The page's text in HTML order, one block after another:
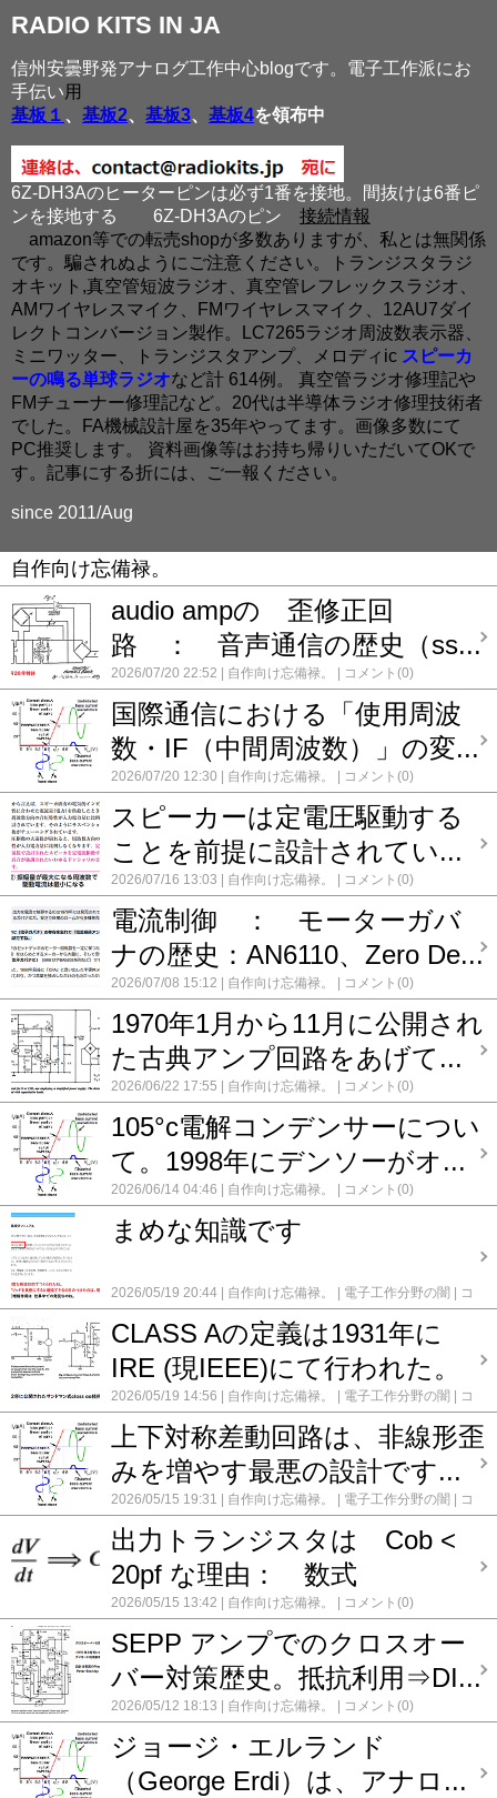
RADIO KITS IN JA
信州安曇野発アナログ工作中心blogです。電子工作派にお
手伝い用
基板１ 、 基板2、 基板3、 基板4を領布中
6Z-DH3Aのヒーターピンは必ず1番を接地。間抜けは6番ピ
ンを接地する
6Z-DH3Aのピン 接続情報
amazon等での転売shopが多数ありますが、私とは無関係
です。騙されぬようにご注意ください。トランジスタラジ
オキット,真空管短波ラジオ、真空管レフレックスラジオ、
AMワイヤレスマイク、FMワイヤレスマイク、12AU7ダイ
レクトコンバージョン製作。LC7265ラジオ周波数表示器、
ミニワッター、トランジスタアンプ、メロディic スピーカ
ーの鳴る単球ラジオなど計 614例。 真空管ラジオ修理記や
FMチューナー修理記など。20代は半導体ラジオ修理技術者
でした。FA機械設計屋を35年やってます。画像多数にて
PC推奨します。 資料画像等はお持ち帰りいただいてOKで
す。記事にする折には、ご一報ください。
since 2011/Aug
自作向け忘備禄。
audio ampの 歪修正回
路 ： 音声通信の歴史（ss...
2026/07/20 22:52 自作向け忘備禄。 コメント(0)
国際通信における「使用周波
数・IF（中間周波数）」の変...
2026/07/20 12:30 自作向け忘備禄。 コメント(0)
スピーカーは定電圧駆動する
ことを前提に設計されてい...
2026/07/16 13:03 自作向け忘備禄。 コメント(0)
電流制御 ： モーターガバ
ナの歴史：AN6110、Zero De...
2026/07/08 15:12 自作向け忘備禄。 コメント(0)
1970年1月から11月に公開され
た古典アンプ回路をあげて...
2026/06/22 17:55 自作向け忘備禄。 コメント(0)
105°c電解コンデンサーについ
て。1998年にデンソーがオ...
2026/06/14 04:46 自作向け忘備禄。 コメント(0)
まめな知識です
2026/05/19 20:44 自作向け忘備禄。 電子工作分野の闇
コ
メント(0)
CLASS Aの定義は1931年に
IRE (現IEEE)にて行われた。
2026/05/19 14:56 自作向け忘備禄。 電子工作分野の闇
コ
メント(0)
上下対称差動回路は、非線形歪
みを増やす最悪の設計です...
2026/05/15 19:31 自作向け忘備禄。 電子工作分野の闇
コ
メント(0)
出力トランジスタは Cob <
20pf な理由： 数式
2026/05/15 13:42 自作向け忘備禄。 コメント(0)
SEPP アンプでのクロスオー
バー対策歴史。抵抗利用⇒DI...
2026/05/12 18:13 自作向け忘備禄。 コメント(0)
ジョージ・エルランド
（George Erdi）は、アナロ...